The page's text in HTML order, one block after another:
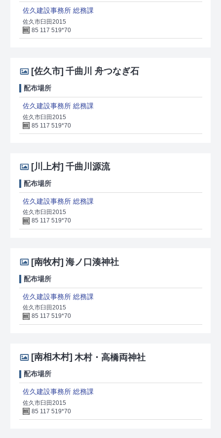
佐久建設事務所 総務課
佐久市臼田2015
85 117 519*70
[佐久市] 千曲川 舟つなぎ石
配布場所
佐久建設事務所 総務課
佐久市臼田2015
85 117 519*70
[川上村] 千曲川源流
配布場所
佐久建設事務所 総務課
佐久市臼田2015
85 117 519*70
[南牧村] 海ノ口湊神社
配布場所
佐久建設事務所 総務課
佐久市臼田2015
85 117 519*70
[南相木村] 木村・高橋両神社
配布場所
佐久建設事務所 総務課
佐久市臼田2015
85 117 519*70